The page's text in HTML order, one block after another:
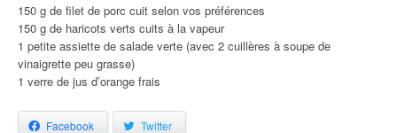
150 g de filet de porc cuit selon vos préférences
150 g de haricots verts cuits à la vapeur
1 petite assiette de salade verte (avec 2 cuillères à soupe de
vinaigrette peu grasse)
1 verre de jus d’orange frais
Facebook Twitter